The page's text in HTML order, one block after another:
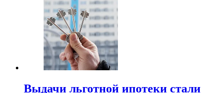
Выдачи льготной ипотеки стали